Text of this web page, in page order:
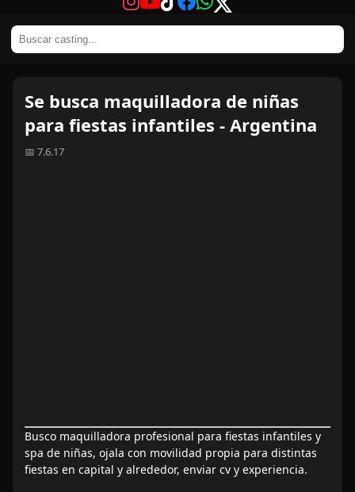
Se busca maquilladora de niñas
para fiestas infantiles - Argentina
📅 7.6.17
Busco maquilladora profesional para fiestas infantiles y
spa de niñas, ojala con movilidad propia para distintas
fiestas en capital y alrededor, enviar cv y experiencia.